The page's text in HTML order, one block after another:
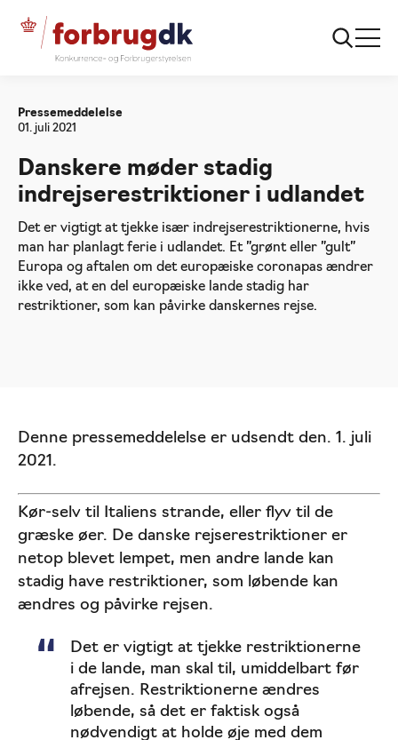
Forside
Danskere møder stadig indrejserestriktioner i
udlandet
Pressemeddelelse
01. juli 2021
Danskere møder stadig
indrejserestriktioner i udlandet
Det er vigtigt at tjekke især indrejserestriktionerne, hvis
man har planlagt ferie i udlandet. Et ”grønt eller ”gult”
Europa og aftalen om det europæiske coronapas ændrer
ikke ved, at en del europæiske lande stadig har
restriktioner, som kan påvirke danskernes rejse.
Denne pressemeddelelse er udsendt den. 1. juli
2021.
Kør-selv til Italiens strande, eller flyv til de
græske øer. De danske rejserestriktioner er
netop blevet lempet, men andre lande kan
stadig have restriktioner, som løbende kan
ændres og påvirke rejsen.
Det er vigtigt at tjekke restriktionerne
i de lande, man skal til, umiddelbart før
afrejsen. Restriktionerne ændres
løbende, så det er faktisk også
nødvendigt at holde øje med dem